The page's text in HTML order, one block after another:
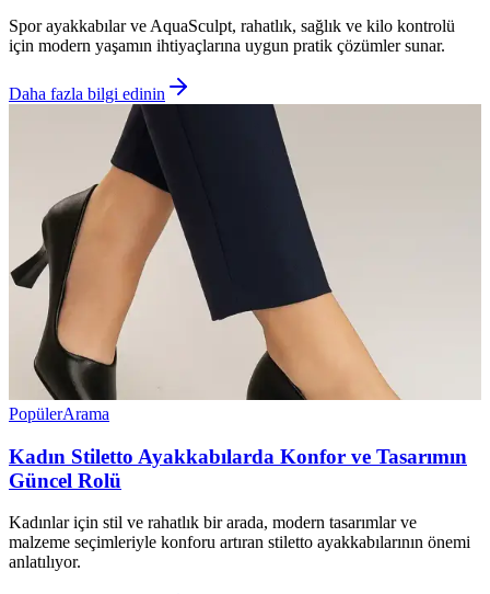
Spor ayakkabılar ve AquaSculpt, rahatlık, sağlık ve kilo kontrolü
için modern yaşamın ihtiyaçlarına uygun pratik çözümler sunar.
Daha fazla bilgi edinin
PopülerArama
Kadın Stiletto Ayakkabılarda Konfor ve Tasarımın
Güncel Rolü
Kadınlar için stil ve rahatlık bir arada, modern tasarımlar ve
malzeme seçimleriyle konforu artıran stiletto ayakkabılarının önemi
anlatılıyor.